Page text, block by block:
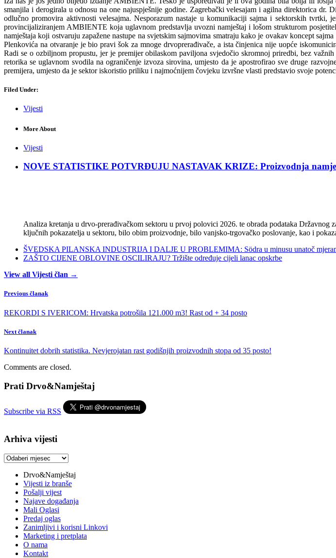
smanjila i derogirala u odnosu na one najuspješnije godine. Zagrebački velesajam i agilna direktorica
odlučno promovira aktivnosti velesajma. Nesporazum nastaje u komunikaciji sajma i sektorskih tvrtki,
provincijaliziranjem AMBIENTE koja uglavnom predstavlja uvozni namještaj i lošom strukturom
namještaja koji ostvaruju zapažene nastupe na svjetskim sajmovima smatraju kako je ovakav koncept
Plenkovića na otvaranje je bio pravi šok za mnoge drvoprerađivače, a ista činjenica nije uopće
Radi se o ozbiljnom propustu, jer je premijer obilaskom paviljona svjedočio skromnoj priredbi, bez
retorika se uglavnom svodila na ograničenje izvoza sirovina, umjesto da je apostrofirao sve druge
premijera, umjesto da je sektor iskoristio priliku i najmoćnijem čovjeku izvršne vlasti predstavio svoje
Filed Under:
Vijesti
More About
Vijesti
NOVE STATISTIKE POTVRĐUJU NASTAVAK KRIZE: Proizvodnja
Analiza kretanja u drvo-prerađivačkom sektoru u prvoj polovici 2026. te obrada podataka
ključnih pokazatelja u sektoru, bilo obim proizvodnje, bilo vanjsko-trgovačko poslovanje, kao i
ŠVEDSKA PILANSKA INDUSTRIJA I DALJE U PROBLEMIMA: Södra u minusu unatoč
ZAŠTO CIJENE OBLOVINE OSCILIRAJU? Tržište određuje cijeli lanac opskrbe
View all Vijesti član →
Previous članak
REKORDI S IVERICOM: Hrvatska potrošila 121.000 m3! Rast od + 34 posto
Next članak
Kontinuitet dobrih statistika. Nevjerojatan rast godišnjih proizvodnih stopa od 35 posto!
Comments are closed.
Prati Drvo&Namještaj
Subscribe via RSS
Arhiva vijesti
Arhiva
Drvo&Namještaj
Vijesti iz branše
Pošalji vijest
Najave događanja
Mali Oglasi
Predaj oglas
Zanimljivi i korisni Linkovi
Marketing i pretplata
O nama
Kontakt